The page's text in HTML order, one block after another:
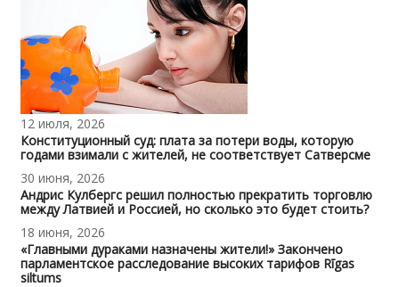
12 июля, 2026
Конституционный суд: плата за потери воды, которую
годами взимали с жителей, не соответствует Сатверсме
30 июня, 2026
Андрис Кулбергс решил полностью прекратить торговлю
между Латвией и Россией, но сколько это будет стоить?
18 июня, 2026
«Главными дураками назначены жители!» Закончено
парламентское расследование высоких тарифов Rīgas
siltums